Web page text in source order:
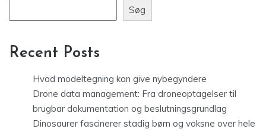
Søg
Recent Posts
Hvad modeltegning kan give nybegyndere
Drone data management: Fra droneoptagelser til
brugbar dokumentation og beslutningsgrundlag
Dinosaurer fascinerer stadig børn og voksne over hele